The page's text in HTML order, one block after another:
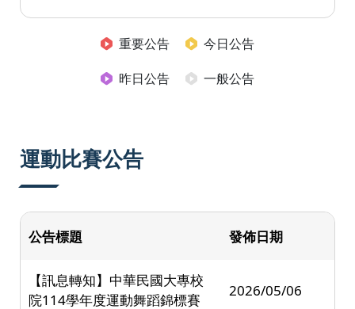
重要公告
今日公告
昨日公告
一般公告
運動比賽公告
公告標題 發佈日期
【訊息轉知】中華民國大專校
院114學年度運動舞蹈錦標賽
2026/05/06